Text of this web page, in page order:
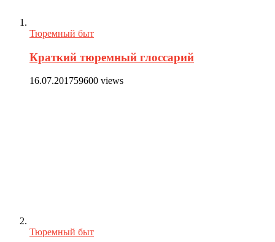
Тюремный быт
Краткий тюремный глоссарий
16.07.201759600 views
Тюремный быт